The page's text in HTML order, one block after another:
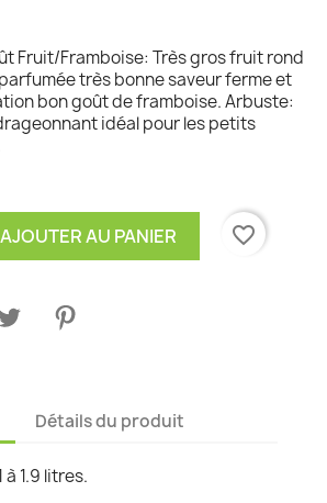
Fruit/Framboise: Très gros fruit rond
très bonne saveur ferme et
bon goût de framboise. Arbuste:
idéal pour les petits
AJOUTER AU PANIER favorite_border
Détails du produit
1.9 litres.